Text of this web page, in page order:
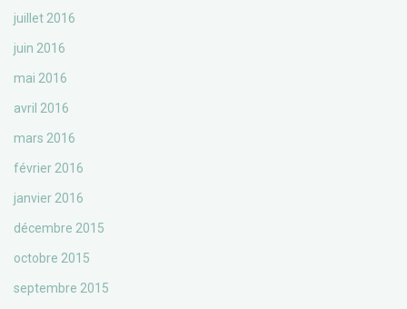
juillet 2016
juin 2016
mai 2016
avril 2016
mars 2016
février 2016
janvier 2016
décembre 2015
octobre 2015
septembre 2015